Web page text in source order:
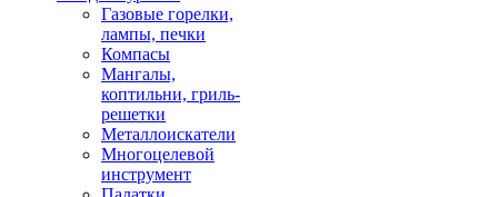
Газовые горелки,
лампы, печки
Компасы
Мангалы,
коптильни, гриль-
решетки
Металлоискатели
Многоцелевой
инструмент